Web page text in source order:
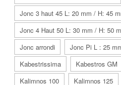
Jonc 3 haut 45 L: 20 mm / H: 45
Jonc 4 Haut 50 L: 30 mm / H: 50
Jonc arrondi
Jonc Pi L : 25
Kabestrissima
Kabestros GM
Kalimnos 100
Kalimnos 125